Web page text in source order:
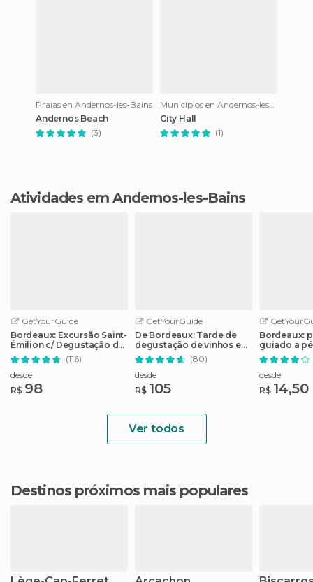
Praias en Andernos-les-Bains
Andernos Beach
(3)
Municípios en Andernos-les-Bains
City Hall
(1)
Atividades em Andernos-les-Bains
GetYourGuide
Bordeaux: Excursão Saint-
Émilion c/ Degustação de
Vinhos
(116)
desde
R$ 98
GetYourGuide
De Bordeaux: Tarde de
degustação de vinhos em
Saint-Emilion(80)
desde
R$ 105
Bordeaux:
guiado a pé
desde
R$ 14,50
Ver todos
Destinos próximos mais populares